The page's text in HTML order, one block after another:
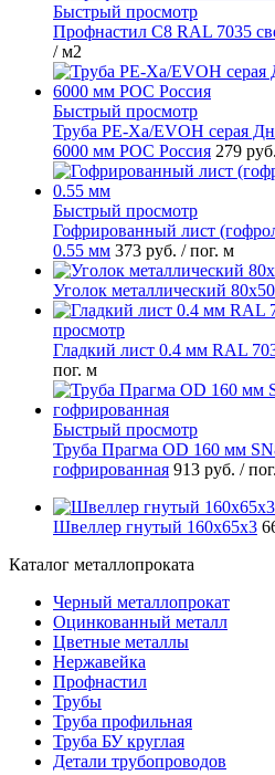
Быстрый просмотр
Профнастил С8 RAL 7035
/ м2
Быстрый просмотр
Труба PE-Xa/EVOH серая
6000 мм РОС Россия 279 руб.
Быстрый просмотр
Гофрированный лист
0.55 мм 373 руб. / пог. м
Уголок металлический
просмотр
Гладкий лист 0.4 мм RAL
пог. м
Быстрый просмотр
Труба Прагма OD 160 мм
гофрированная 913 руб. /
Швеллер гнутый 160х65х3
Каталог металлопроката
Черный металлопрокат
Оцинкованный металл
Цветные металлы
Нержавейка
Профнастил
Трубы
Труба профильная
Труба БУ круглая
Детали трубопроводов